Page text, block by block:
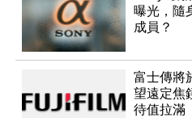
曝光，隨
成員？
富士傳將
望遠定焦
待值拉滿